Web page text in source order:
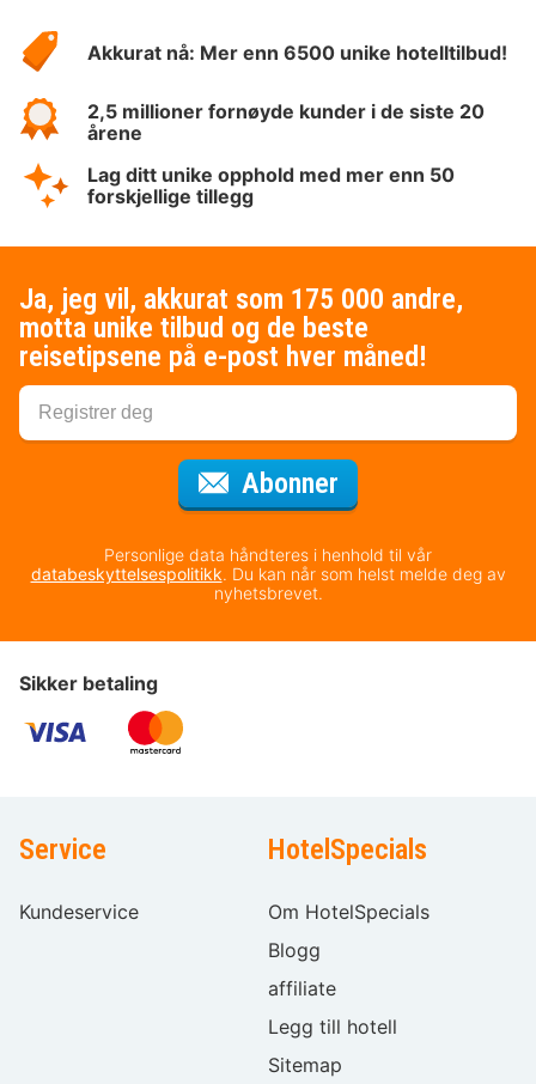
Hotelspecials
Akkurat nå: Mer enn 6500 unike hotelltilbud!
2,5 millioner fornøyde kunder i de siste 20
årene
Lag ditt unike opphold med mer enn 50
forskjellige tillegg
Ja, jeg vil, akkurat som 175 000 andre,
motta unike tilbud og de beste
reisetipsene på e-post hver måned!
Abonner
Personlige data håndteres i henhold til vår
databeskyttelsespolitikk. Du kan når som helst melde deg av
nyhetsbrevet.
Sikker betaling
Service
Kundeservice
HotelSpecials
Om HotelSpecials
Blogg
affiliate
Legg till hotell
Sitemap